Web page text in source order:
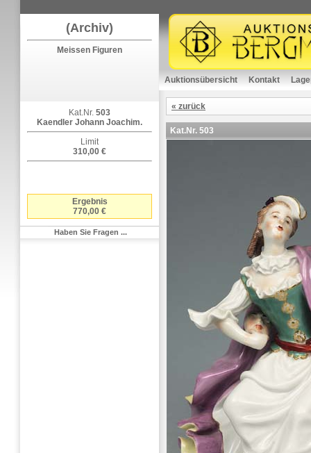
(Archiv)
Meissen Figuren
Kat.Nr. 503
Kaendler Johann Joachim.
Limit
310,00 €
Ergebnis
770,00 €
Haben Sie Fragen ...
Auktionsübersicht Kontakt
« zurück
Kat.Nr. 503